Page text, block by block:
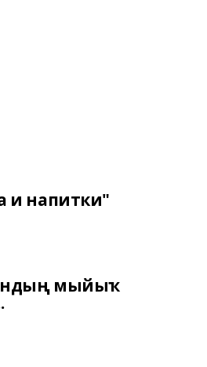
и напитки"
мыйыҡ